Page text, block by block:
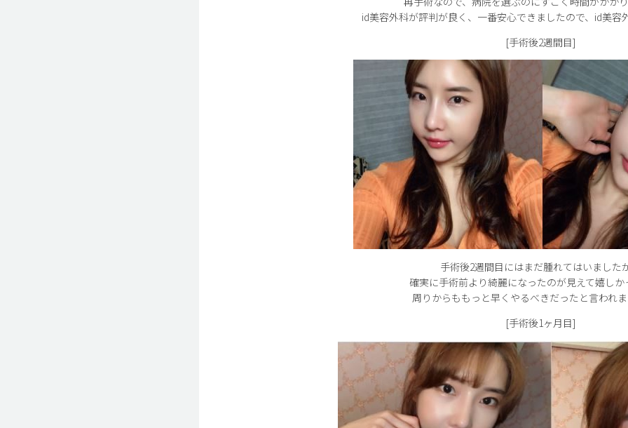
id美容外科が評判が良く、一番安心できましたので、id美容
[手術後2週間目]
手術後2週間目にはまだ腫れてはいました
確実に手術前より綺麗になったのが見えて嬉しか
周りからももっと早くやるべきだったと言われ
[手術後1ヶ月目]